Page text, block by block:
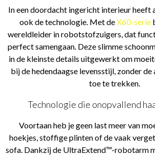
In een doordacht ingericht interieur heeft
ook de technologie. Met deX60-serie
wereldleider in robotstofzuigers, dat
perfect samengaan. Deze slimme
in de kleinste details uitgewerkt om
bij de hedendaagse levensstijl, zonder de
toe te trekken.
Technologie die onopvallend
Voortaan heb je geen last meer van
hoekjes, stoffige plinten of de vaak
sofa. Dankzij de UltraExtend™-robotarm